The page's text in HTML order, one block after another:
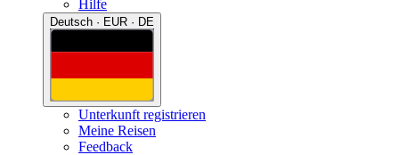
Hilfe
Deutsch · EUR · DE
Unterkunft registrieren
Meine Reisen
Feedback